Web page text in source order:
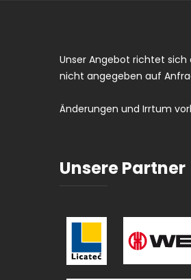
Unser Angebot richtet sich
nicht angegeben auf
Änderungen und Irrtum
Unsere Partner